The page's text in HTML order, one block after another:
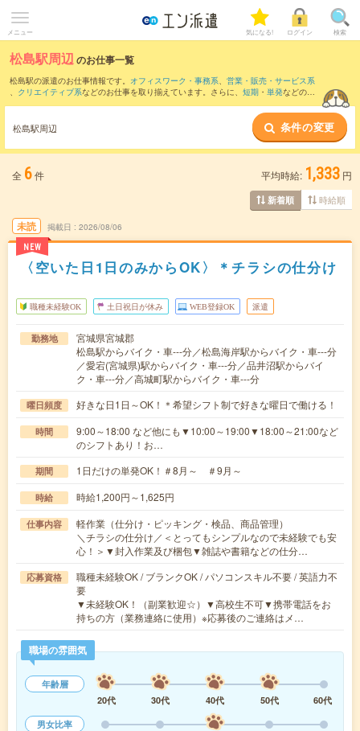
メニュー 気になる! ログイン 検索
松島駅周辺のお仕事一覧
松島駅の派遣のお仕事情報です。 オフィスワーク・事務系、 営業・販売・サービス系
、 クリエイティブ系などのお仕事を取り揃えています。さらに、 短期 ・ 単発などの期
また、中野栄駅
など近隣駅のお仕事もご確
認いただけます。
松島駅周辺 条件の変更
全 6件 平均時給: 1,333 円
新着順 時給順
未読
NEW
掲載日 2026/08/06
〈空いた日1日のみからOK〉＊チラシの仕分け
職種未経験OK 土日祝日が休み WEB登録OK 派遣
勤務地
宮城県宮城郡
松島駅からバイク・車---分／松島海岸駅からバイク・車---分
／愛宕(宮城県)駅からバイク・車---分／品井沼駅からバイ
ク・車---分／高城町駅からバイク・車---分
曜日頻度 好きな日1日～OK！＊希望シフト制で好きな曜日で働ける！
時間
9:00～18:00 など他にも▼10:00～19:00▼18:00～21:00など
のシフトあり！お…
期間 1日だけの単発OK！＃8月～ ＃9月～
時給 時給1,200円～1,625円
仕事内容
軽作業（仕分け・ピッキング・検品、商品管理）
＼チラシの仕分け／＜とってもシンプルなので未経験でも安
心！＞▼封入作業及び梱包▼雑誌や書籍などの仕分…
応募資格
職種未経験OK / ブランクOK / パソコンスキル不要 / 英語力不
要
▼未経験OK！（副業歓迎☆）▼高校生不可▼携帯電話をお
持ちの方（業務連絡に使用）※応募後のご連絡はメ…
職場の雰囲気
年齢層
20代
30代 40代 50代
60代
男女比率